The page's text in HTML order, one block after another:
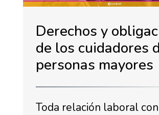
Derechos y
de los cuidadores
personas mayores
Toda relación laboral con